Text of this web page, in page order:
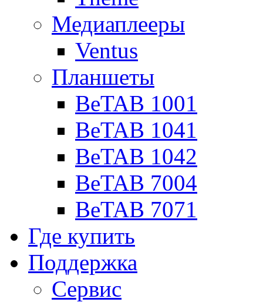
Медиаплееры
Ventus
Планшеты
BeTAB 1001
BeTAB 1041
BeTAB 1042
BeTAB 7004
BeTAB 7071
Где купить
Поддержка
Сервис